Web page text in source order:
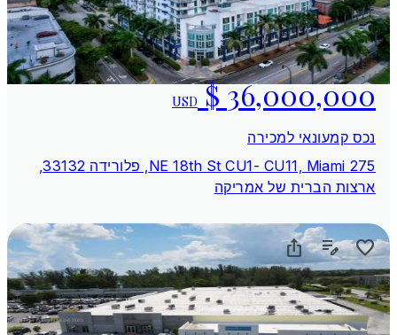
USD
נכס קמעונאי למכירה
275 NE 18th St CU1- CU11, Miami, פלורידה 33132,
ארצות הברית של אמריקה